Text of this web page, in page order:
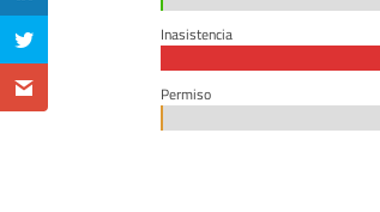
Inasistencia
Permiso